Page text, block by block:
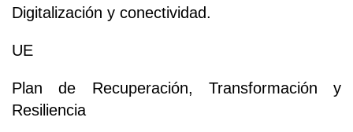
Digitalización y conectividad.
UE
Plan de Recuperación, Transformación y
Resiliencia